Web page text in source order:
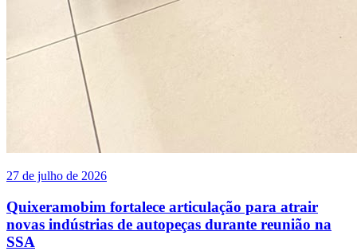
27 de julho de 2026
Quixeramobim fortalece articulação para atrair
novas indústrias de autopeças durante reunião na
SSA